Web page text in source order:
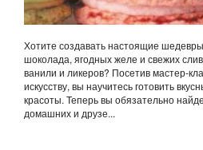
Хотите создавать настоящие
шоколада, ягодных желе и свежих
ванили и ликеров? Посетив мастер-
искусству, вы научитесь готовить
красоты. Теперь вы обязательно
домашних и друзе...